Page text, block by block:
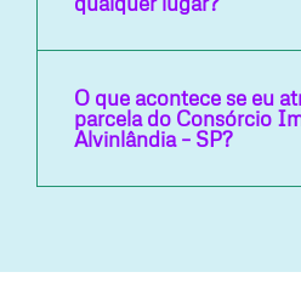
O que acontece se eu
parcela do Consórcio
Alvinlândia – SP?